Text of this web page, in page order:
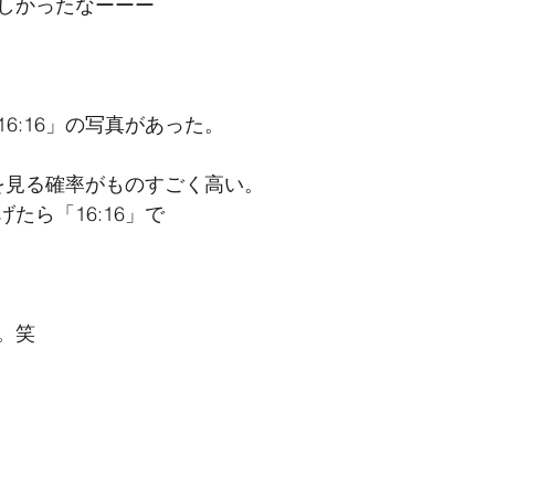
」の写真があった。
る確率がものすごく高い。
たら「16:16」で
笑